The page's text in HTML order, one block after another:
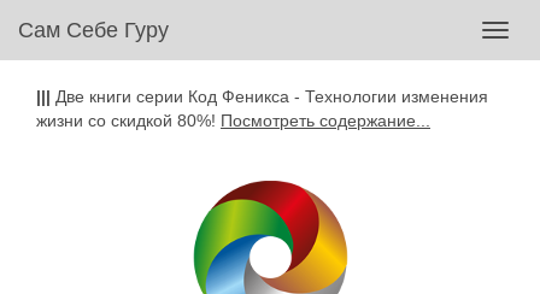
Сам Себе Гуру
||| Две книги серии Код Феникса - Технологии изменения
жизни со скидкой 80%! Посмотреть содержание...